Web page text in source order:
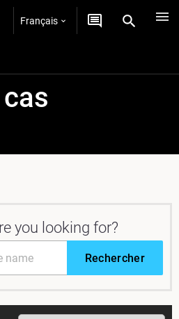
Français
you looking for?
Rechercher